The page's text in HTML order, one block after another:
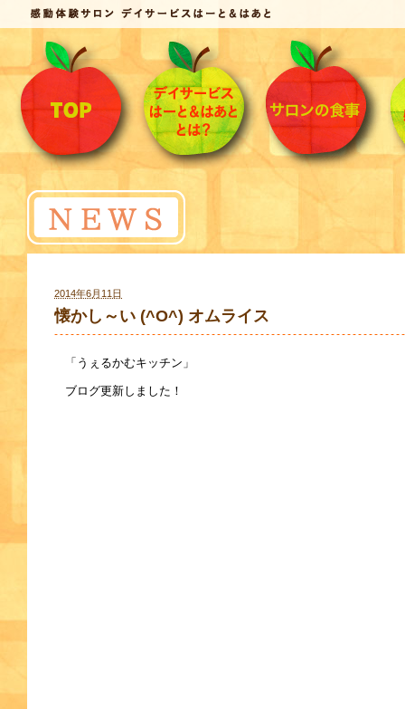
懐かし～い (^O^) オムライス
2014年6月11日
「うぇるかむキッチン」
ブログ更新しました！